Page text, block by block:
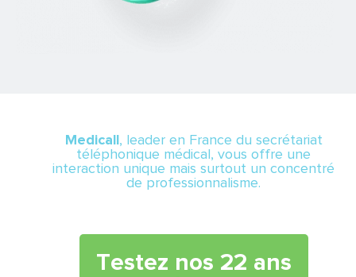
Medicall , leader en France du secrétariat
téléphonique médical, vous offre une
interaction unique mais surtout un concentré
de professionnalisme.
Testez nos 22 ans